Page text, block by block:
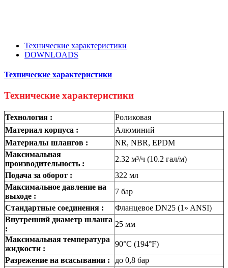
Технические характеристики
DOWNLOADS
Технические характеристики
Технические характеристики
Технология :
Роликовая
Материал корпуса :
Алюминий
Материалы шлангов :
NR, NBR, EPDM
Максимальная
производительность :
2.32 м³/ч (10.2 гал/м)
Подача за оборот :
322 мл
Максимальное давление на
выходе :
7 бар
Стандартные соединения :
Фланцевое DN25 (1» ANSI)
Внутренний диаметр шланга
:
25 мм
Максимальная температура
жидкости :
90°C (194°F)
Разрежение на всасывании :
до 0,8 бар